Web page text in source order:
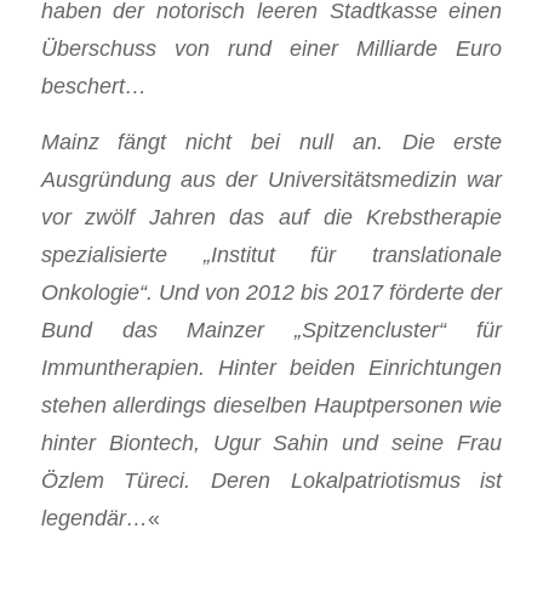
haben der notorisch leeren Stadtkasse einen
Überschuss von rund einer Milliarde Euro
beschert…
Mainz fängt nicht bei null an. Die erste
Ausgründung aus der Universitätsmedizin war
vor zwölf Jahren das auf die Krebstherapie
spezialisierte „Institut für translationale
Onkologie“. Und von 2012 bis 2017 förderte der
Bund das Mainzer „Spitzencluster“ für
Immuntherapien. Hinter beiden Einrichtungen
stehen allerdings dieselben Hauptpersonen wie
hinter Biontech, Ugur Sahin und seine Frau
Özlem Türeci. Deren Lokalpatriotismus ist
legendär…«